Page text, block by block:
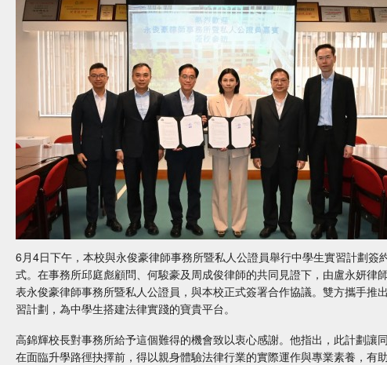
6月4日下午，本校與永俊豪律師事務所暨私人公證員舉行中學生實習計劃簽
式。在事務所邱庭彪顧問、何駿豪及周成俊律師的共同見證下，由盧永妍律
表永俊豪律師事務所暨私人公證員，與本校正式簽署合作協議。雙方攜手推
習計劃，為中學生搭建法律實踐的寶貴平台。
高錦輝校長對事務所給予這個難得的機會致以衷心感謝。他指出，此計劃讓
在面臨升學路徑抉擇前，得以親身體驗法律行業的實際運作與專業素養，有